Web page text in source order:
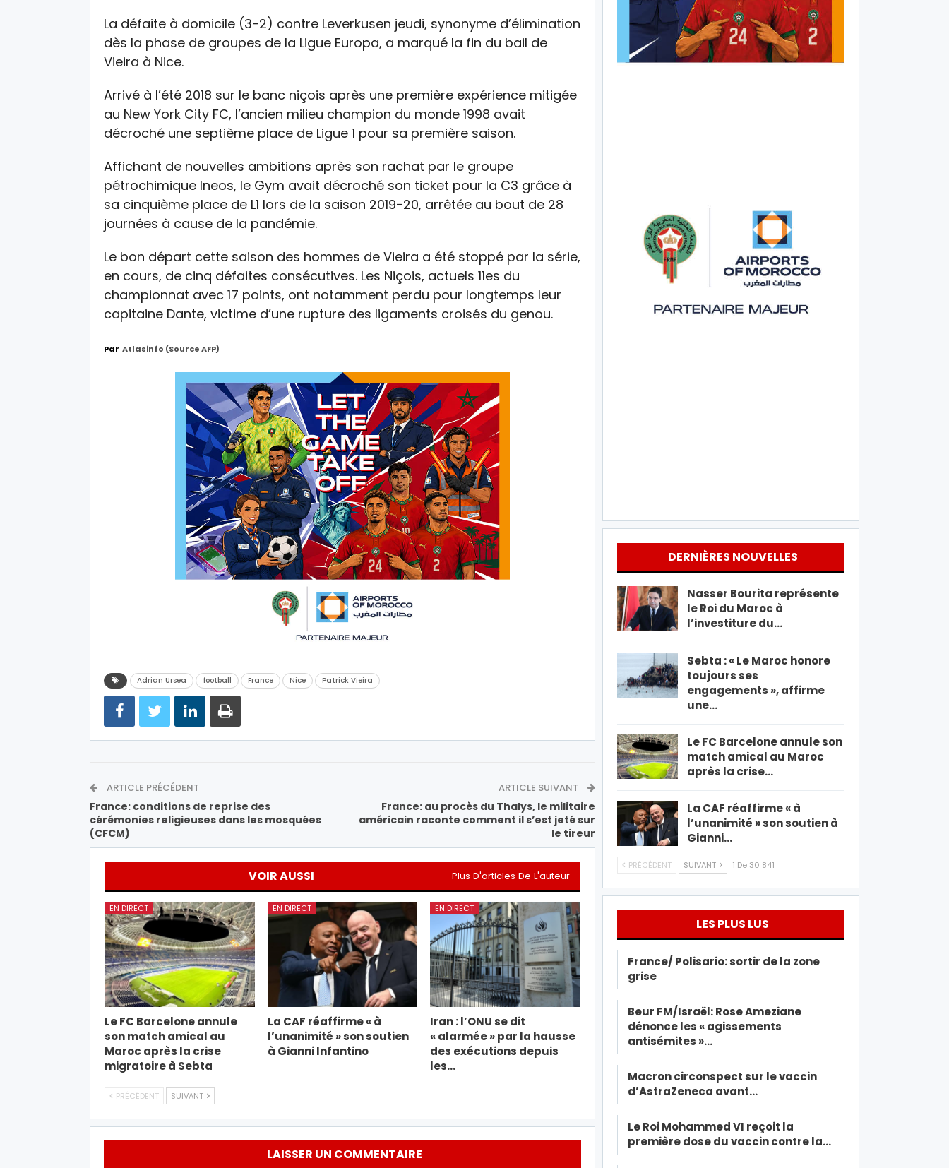
La défaite à domicile (3-2) contre Leverkusen jeudi, synonyme d’élimination
dès la phase de groupes de la Ligue Europa, a marqué la fin du bail de
Vieira à Nice.
Arrivé à l’été 2018 sur le banc niçois après une première expérience mitigée
au New York City FC, l’ancien milieu champion du monde 1998 avait
décroché une septième place de Ligue 1 pour sa première saison.
Affichant de nouvelles ambitions après son rachat par le groupe
pétrochimique Ineos, le Gym avait décroché son ticket pour la C3 grâce à
sa cinquième place de L1 lors de la saison 2019-20, arrêtée au bout de 28
journées à cause de la pandémie.
Le bon départ cette saison des hommes de Vieira a été stoppé par la série,
en cours, de cinq défaites consécutives. Les Niçois, actuels 11es du
championnat avec 17 points, ont notamment perdu pour longtemps leur
capitaine Dante, victime d’une rupture des ligaments croisés du genou.
Par Atlasinfo (source AFP)
Adrian Ursea football France Nice Patrick Vieira
ARTICLE PRÉCÉDENT
France: conditions de reprise des
cérémonies religieuses dans les mosquées
(CFCM)
ARTICLE SUIVANT
France: au procès du Thalys, le militaire
américain raconte comment il s’est jeté sur
le tireur
VOIR AUSSI Plus D'articles De L'auteur
EN DIRECT
Le FC Barcelone annule
son match amical au
Maroc après la crise
migratoire à Sebta
EN DIRECT
La CAF réaffirme « à
l’unanimité » son soutien
à Gianni Infantino
EN DIRECT
Iran : l’ONU se dit
« alarmée » par la hausse
des exécutions depuis
les…
PRÉCÉDENT SUIVANT
LAISSER UN COMMENTAIRE
DERNIÈRES NOUVELLES
Nasser Bourita représente
le Roi du Maroc à
l’investiture du…
Sebta : « Le Maroc honore
toujours ses
engagements », affirme
une…
Le FC Barcelone annule son
match amical au Maroc
après la crise…
La CAF réaffirme « à
l’unanimité » son soutien à
Gianni…
PRÉCÉDENT SUIVANT 1 De 30 841
LES PLUS LUS
France/ Polisario: sortir de la zone
grise
Beur FM/Israël: Rose Ameziane
dénonce les « agissements
antisémites »…
Macron circonspect sur le vaccin
d’AstraZeneca avant…
Le Roi Mohammed VI reçoit la
première dose du vaccin contre la…